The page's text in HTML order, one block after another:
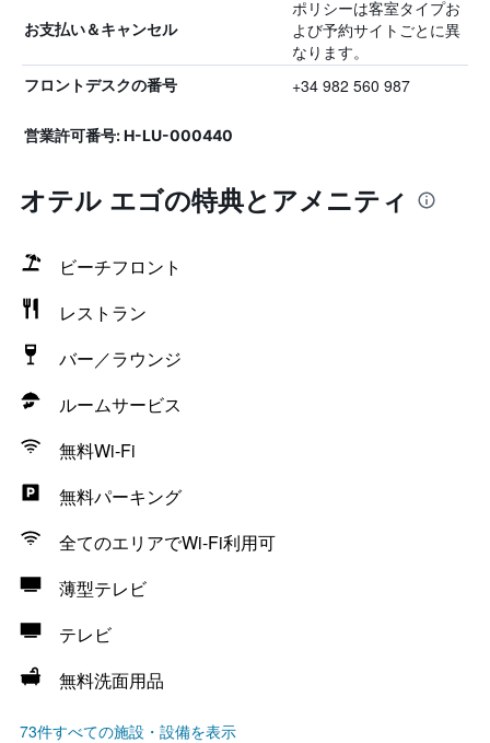
お支払い＆キャンセル
ポリシーは客室タイプお
よび予約サイトごとに異
なります。
フロントデスクの番号 +34 982 560 987
営業許可番号: H-LU-000440
オテル エゴの特典とアメニティ
ビーチフロント
レストラン
バー／ラウンジ
ルームサービス
無料Wi-Fi
無料パーキング
全てのエリアでWi-Fi利用可
薄型テレビ
テレビ
無料洗面用品
73件すべての施設・設備を表示